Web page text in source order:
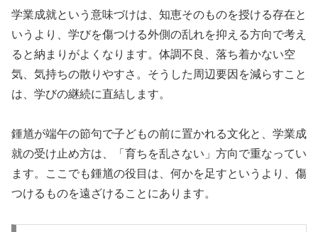
学業成就という意味づけは、知恵そのものを授ける存在と
いうより、学びを傷つける外側の乱れを抑える方向で考え
ると納まりがよくなります。体調不良、落ち着かない空
気、気持ちの散りやすさ。そうした周辺要因を減らすこと
は、学びの継続に直結します。
鍾馗が端午の節句で子どもの前に置かれる文化と、学業成
就の受け止め方は、「育ちを乱さない」方向で重なってい
ます。ここでも鍾馗の役目は、何かを足すというより、傷
つけるものを遠ざけることにあります。